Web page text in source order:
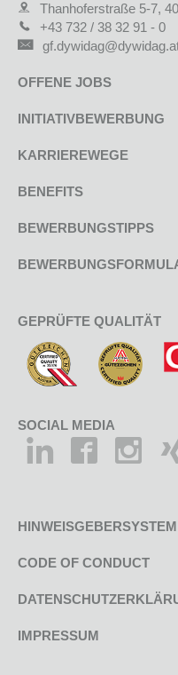
Thanhoferstraße 5-7,
+43 732 / 38 32 91 - 0
OFFENE JOBS
INITIATIVBEWERBUNG
KARRIEREWEGE
BENEFITS
BEWERBUNGSTIPPS
GEPRÜFTE QUALITÄT
SOCIAL MEDIA
HINWEISGEBERSYSTEM
CODE OF CONDUCT
IMPRESSUM